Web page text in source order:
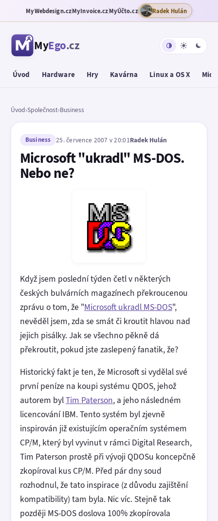
MyWebdesign.czMyInvoice.czMyÚčto.cz Radek Hulán
MyEgo.cz
Úvod Hardware Hry Kavárna Linux a OS X
Úvod›Společnost›Business
Business 25. července 2007 v 20:01Radek Hulán
Microsoft "ukradl" MS-DOS.
Nebo ne?
Když jsem poslední týden četl v některých
českých bulvárních magazínech překroucenou
zprávu o tom, že "Microsoft ukradl MS-DOS",
nevěděl jsem, zda se smát či kroutit hlavou nad
jejich pisálky. Jak se všechno pěkně dá
překroutit, pokud jste zaslepený fanatik, že?
Historický fakt je ten, že Microsoft si vydělal své
první peníze na koupi systému QDOS, jehož
autorem bylTim Paterson, a jeho následném
licencování IBM. Tento systém byl zjevně
inspirován již existujícím operačním systémem
CP/M, který byl vyvinut v rámci Digital Research,
Tim Paterson prostě při vývoji QDOSu koncepčně
zkopíroval kus CP/M. Před pár dny soud
rozhodnul, že tato inspirace (z důvodu zajištění
kompatibility) tam byla. Nic víc. Stejně tak
později MS-DOS doslova 100% zkopírovala